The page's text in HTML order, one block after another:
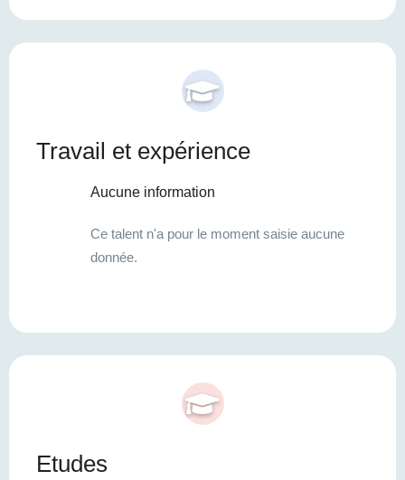
Travail et expérience
Aucune information
Ce talent n'a pour le moment saisie aucune
donnée.
Etudes